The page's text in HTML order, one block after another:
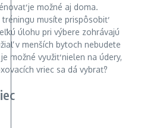
je možné aj doma.
tréningu musíte prispôsobiť
úlohu pri výbere zohrávajú
v menších bytoch nebudete
možné využiť nielen na údery,
vriec sa dá vybrať?